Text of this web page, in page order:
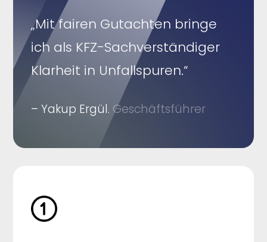
„Mit fairen Gutachten bringe
ich als KFZ-Sachverständiger
Klarheit in Unfallspuren.“
– Yakup Ergül. Geschäftsführer